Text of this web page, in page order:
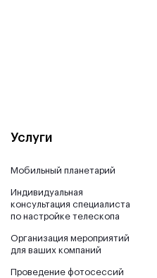
Услуги
Мобильный планетарий
Индивидуальная
консультация специалиста
по настройке телескопа
Организация мероприятий
для ваших компаний
Проведение фотосессий